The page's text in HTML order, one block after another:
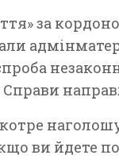
за
ви йдете